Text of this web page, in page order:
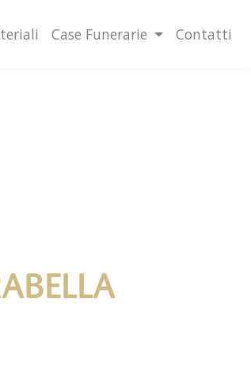
Case Funerarie Contatti
policy. Chiudendo questo banner,
Ulteriori informazioni OK